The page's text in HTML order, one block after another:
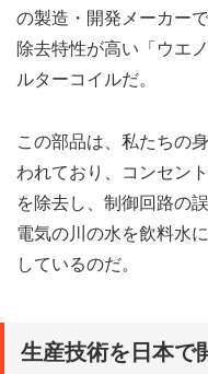
の製造・開発メーカー
除去特性が高い「ウエ
ルターコイルだ。
この部品は、私たちの
われており、コンセン
を除去し、制御回路の
電気の川の水を飲料水
しているのだ。
生産技術を日本で